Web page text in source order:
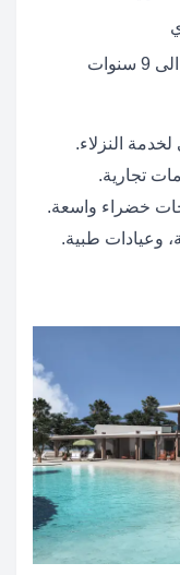
تجارية.
خضراء واسعة.